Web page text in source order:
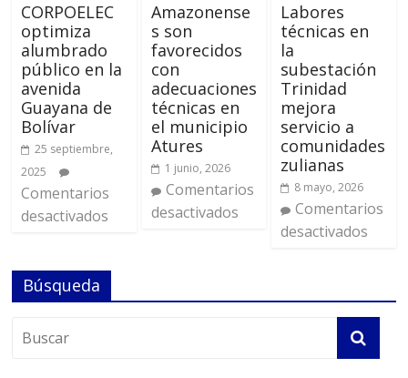
CORPOELEC
optimiza
alumbrado
público en la
avenida
Guayana de
Bolívar
25 septiembre,
2025
Comentarios
desactivados
Amazonense
s son
favorecidos
con
adecuaciones
técnicas en
el municipio
Atures
1 junio, 2026
Comentarios
desactivados
Labores
técnicas en
la
subestación
Trinidad
mejora
servicio a
comunidades
zulianas
8 mayo, 2026
Comentarios
desactivados
Búsqueda